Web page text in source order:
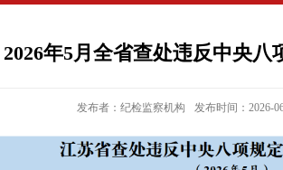
2026年5月全省查处违反中央八
发布者：纪检监察机构 发布时间：2026-